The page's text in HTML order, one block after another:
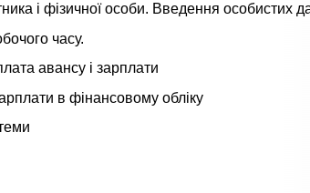
і фізичної особи. Введення особистих
часу.
авансу і зарплати
в фінансовому обліку